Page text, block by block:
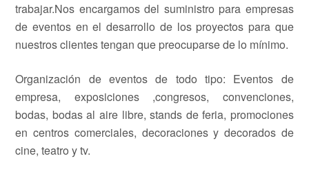
trabajar.Nos encargamos del suministro para empresas
de eventos en el desarrollo de los proyectos para que
nuestros clientes tengan que preocuparse de lo mínimo.
Organización de eventos de todo tipo: Eventos de
empresa, exposiciones ,congresos, convenciones,
bodas, bodas al aire libre, stands de feria, promociones
en centros comerciales, decoraciones y decorados de
cine, teatro y tv.